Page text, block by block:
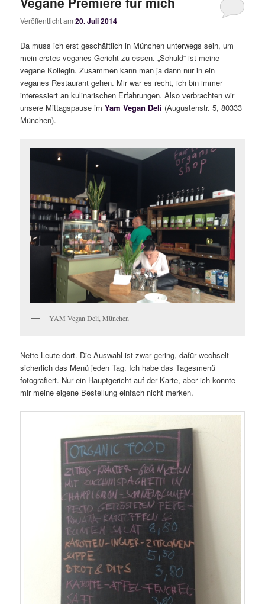
Veröffentlicht am20. Juli 2014
Da muss ich erst geschäftlich in München unterwegs sein, um
mein erstes veganes Gericht zu essen. „Schuld“ ist meine
vegane Kollegin. Zusammen kann man ja dann nur in ein
veganes Restaurant gehen. Mir war es recht, ich bin immer
interessiert an kulinarischen Erfahrungen. Also verbrachten wir
unsere Mittagspause imYam Vegan Deli (Augustenstr. 5, 80333
München).
YAM Vegan Deli, München
Nette Leute dort. Die Auswahl ist zwar gering, dafür wechselt
sicherlich das Menü jeden Tag. Ich habe das Tagesmenü
fotografiert. Nur ein Hauptgericht auf der Karte, aber ich konnte
mir meine eigene Bestellung einfach nicht merken.